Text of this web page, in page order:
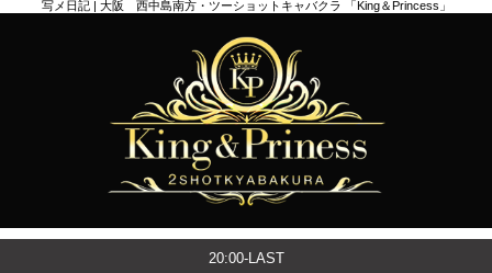
写メ日記 | 大阪 西中島南方・ツーショットキャバクラ 「King＆Princess」
20:00-LAST